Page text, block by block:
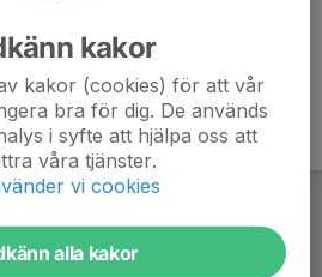
kakor
kakor (cookies) för att vår
bra för dig. De används
i syfte att hjälpa oss att
våra tjänster.
vi cookies
alla kakor